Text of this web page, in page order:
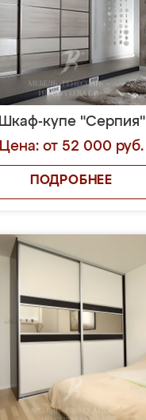
Шкаф-купе "Серпия"
Цена: от 52 000 руб.
ПОДРОБНЕЕ